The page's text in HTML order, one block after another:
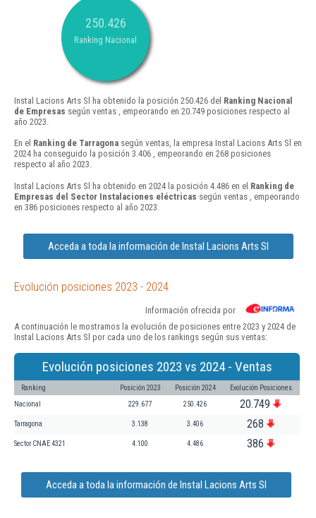
250.426
Ranking Nacional
Instal Lacions Arts Sl ha obtenido la posición 250.426 del Ranking Nacional
de Empresas según ventas , empeorando en 20.749 posiciones respecto al
año 2023.
En el Ranking de Tarragona según ventas, la empresa Instal Lacions Arts Sl en
2024 ha conseguido la posición 3.406 , empeorando en 268 posiciones
respecto al año 2023.
Instal Lacions Arts Sl ha obtenido en 2024 la posición 4.486 en el Ranking de
Empresas del Sector Instalaciones eléctricas según ventas , empeorando
en 386 posiciones respecto al año 2023.
Acceda a toda la información de Instal Lacions Arts Sl
Evolución posiciones 2023 - 2024
Información ofrecida por
A continuación le mostramos la evolución de posiciones entre 2023 y 2024 de
Instal Lacions Arts Sl por cada uno de los rankings según sus ventas:
Evolución posiciones 2023 vs 2024 - Ventas
Ranking Posición 2023 Posición 2024 Evolución Posiciones
Nacional 229.677 250.426 20.749
Tarragona 3.138 3.406 268
Sector CNAE 4321 4.100 4.486 386
Acceda a toda la información de Instal Lacions Arts Sl